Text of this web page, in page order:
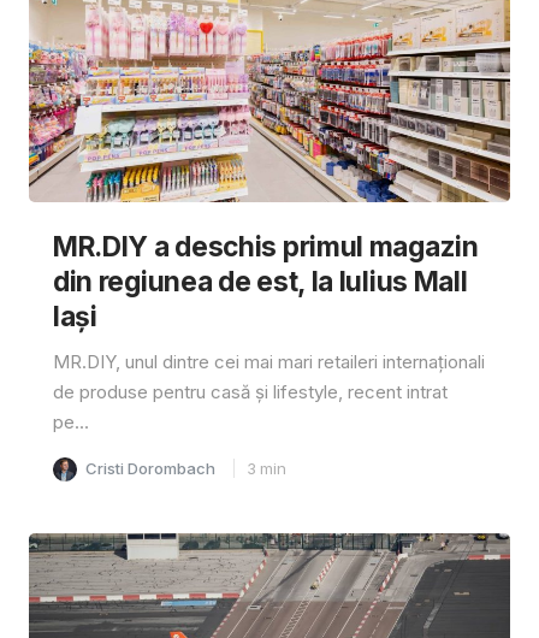
MR.DIY a deschis primul magazin
din regiunea de est, la Iulius Mall
Iași
MR.DIY, unul dintre cei mai mari retaileri internaționali
de produse pentru casă și lifestyle, recent intrat
pe...
Cristi Dorombach 3 min